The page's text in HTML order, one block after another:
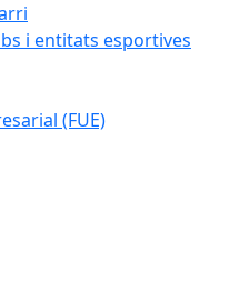
i entitats esportives
(FUE)